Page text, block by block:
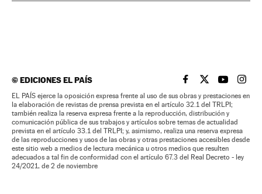
©EDICIONES EL PAÍS EL PAÍS BRASIL EN
EL PAÍSEL PAÍS
EL
EL PAÍS ejerce la oposición expresa frente al uso de sus obras y prestaciones en
la elaboración de revistas de prensa prevista en el artículo 32.1 del TRLPI;
también realiza la reserva expresa frente a la reproducción, distribución y
comunicación pública de sus trabajos y artículos sobre temas de actualidad
prevista en el artículo 33.1 del TRLPI; y, asimismo, realiza una reserva expresa
de las reproducciones y usos de las obras y otras prestaciones accesibles desde
este sitio web a medios de lectura mecánica u otros medios que resulten
adecuados a tal fin de conformidad con el artículo 67.3 del Real Decreto - ley
24/2021, de 2 de noviembre